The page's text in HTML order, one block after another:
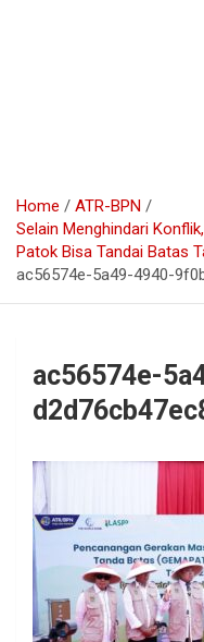
Home
ATR-BPN
Selain Menghindari
Patok Bisa Tandai Batas
ac56574e-5a49-4940-
ac56574e-